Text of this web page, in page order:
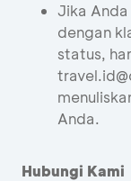
Jika
dengan
status,
Anda.
Hubungi Kami